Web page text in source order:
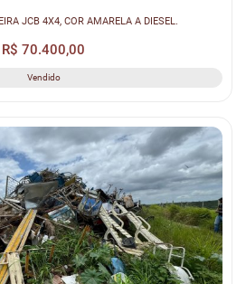
JCB 4X4, COR AMARELA A DIESEL.
R$ 70.400,00
Vendido